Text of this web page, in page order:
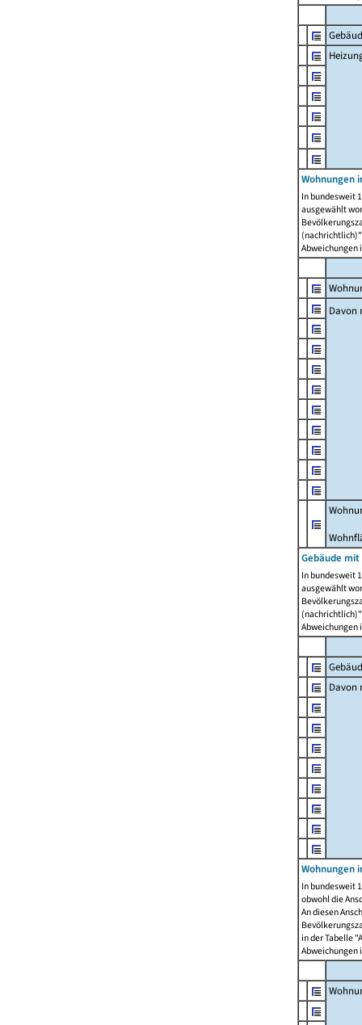
Wohnungen
In bundesweit
ausgewählt
Abweichungen
Davon
Gebäude
In bundesweit
ausgewählt
Abweichungen
Davon
Wohnungen
In bundesweit
obwohl die
An diesen
in der Tabelle
Abweichungen